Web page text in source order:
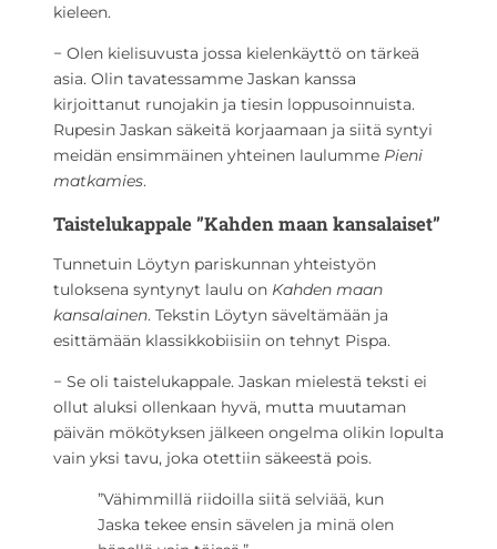
kieleen.
− Olen kielisuvusta jossa kielenkäyttö on tärkeä
asia. Olin tavatessamme Jaskan kanssa
kirjoittanut runojakin ja tiesin loppusoinnuista.
Rupesin Jaskan säkeitä korjaamaan ja siitä syntyi
meidän ensimmäinen yhteinen laulumme Pieni
matkamies.
Taistelukappale ”Kahden maan kansalaiset”
Tunnetuin Löytyn pariskunnan yhteistyön
tuloksena syntynyt laulu on Kahden maan
kansalainen. Tekstin Löytyn säveltämään ja
esittämään klassikkobiisiin on tehnyt Pispa.
− Se oli taistelukappale. Jaskan mielestä teksti ei
ollut aluksi ollenkaan hyvä, mutta muutaman
päivän mökötyksen jälkeen ongelma olikin lopulta
vain yksi tavu, joka otettiin säkeestä pois.
”Vähimmillä riidoilla siitä selviää, kun
Jaska tekee ensin sävelen ja minä olen